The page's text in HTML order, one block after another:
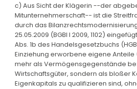
c) Aus Sicht der Klägerin --der
Mitunternehmerschaft-- ist die
durch das
25.05.2009 (BGBl I 2009, 1102)
Abs. 1b des Handelsgesetzbuchs
Einziehung erworbene eigene
mehr als Vermögensgegenstände
Wirtschaftsgüter, sondern als bloßer
Eigenkapitals zu qualifizieren sind,